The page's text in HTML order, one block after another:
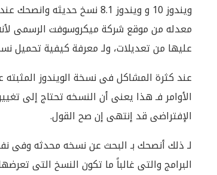
ويندوز 10 و ويندوز 8.1
معدله من موقع شركة ميكروسوفت الرسمى
عليها من تعديلات، ولـ معرفة كيفية تحميل
عند كثرة المشاكل فى نسخة الويندوز
الأوامر فـ هذا يعنى أن النسخه تحتاج إلى
الإفتراضى قد إنتهى إن صح القول.
لـ ذلك أنصحك بـ البحث عن نسخه محدثه وفى
البرامج والتى غالباً ما تكون النسخ التى